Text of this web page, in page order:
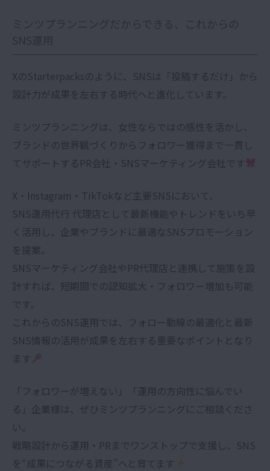
XのStarterpacksのように、SNSは「投稿するだけ」から
設計力が成果を左右する時代へと進化しています。
ミンツプランニングは、女性ならではの感性を活かし、
ブランドの世界観づくりからフォロワー獲得まで一貫し
てサポートするPR会社・SNSマーケティング会社です
X・Instagram・TikTokなど主要SNSにおいて、
SNS運用代行 代理店として最新機能やトレンドをいち早
く活用し、企業やブランドに最適なSNSプロモーション
を提案。
SNSマーケティング会社やPR代理店と連携して施策を設
計すれば、短期間での認知拡大・フォロワー増加も可能
です。
これからのSNS運用では、フォロー動線の最適化と最新
SNS情報の活用が成果を左右する重要なポイントとなり
ます
「フォロワーが増えない」「運用の方向性に悩んでい
る」企業様は、ぜひミンツプランニングにご相談くださ
い。
戦略設計から運用・PRまでワンストップで支援し、SNS
を“成果につながる資産”へと育てます